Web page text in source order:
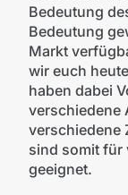
Bedeutung
Bedeutung
Markt
wir euch
haben dabei
verschiedene
verschiedene
sind somit für
geeignet.